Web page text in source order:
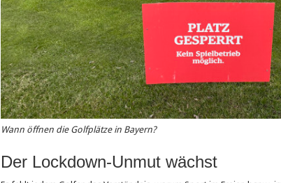
Wann öffnen die Golfplätze in Bayern?
Der Lockdown-Unmut wächst